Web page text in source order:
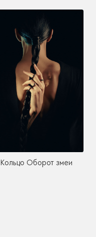
Кольцо Оборот змеи